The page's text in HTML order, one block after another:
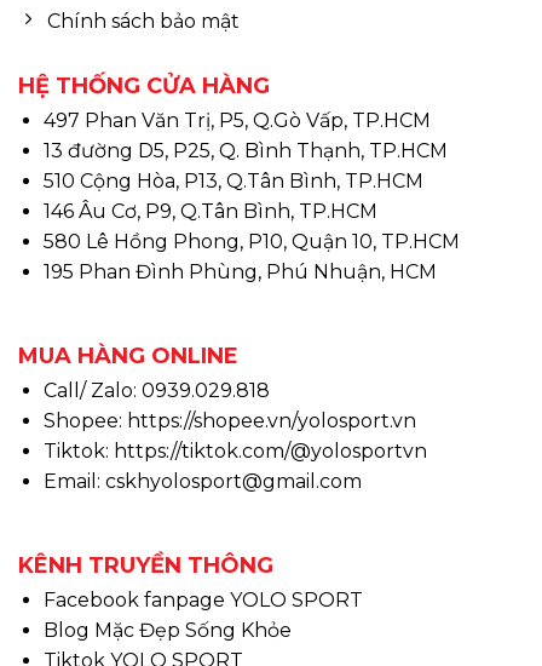
Chính sách bảo mật
HỆ THỐNG CỬA HÀNG
497 Phan Văn Trị, P5, Q.Gò Vấp, TP.HCM
13 đường D5, P25, Q. Bình Thạnh, TP.HCM
510 Cộng Hòa, P13, Q.Tân Bình, TP.HCM
146 Âu Cơ, P9, Q.Tân Bình, TP.HCM
580 Lê Hồng Phong, P10, Quận 10, TP.HCM
195 Phan Đình Phùng, Phú Nhuận, HCM
MUA HÀNG ONLINE
Call/ Zalo: 0939.029.818
Shopee: https://shopee.vn/yolosport.vn
Tiktok: https://tiktok.com/@yolosportvn
Email: cskhyolosport@gmail.com
KÊNH TRUYỀN THÔNG
Facebook fanpage YOLO SPORT
Blog Mặc Đẹp Sống Khỏe
Tiktok YOLO SPORT